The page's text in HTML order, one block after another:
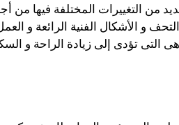
من التغييرات المختلفة فيها من
و الأشكال الفنية الرائعة و
تؤدى إلى زيادة الراحة و